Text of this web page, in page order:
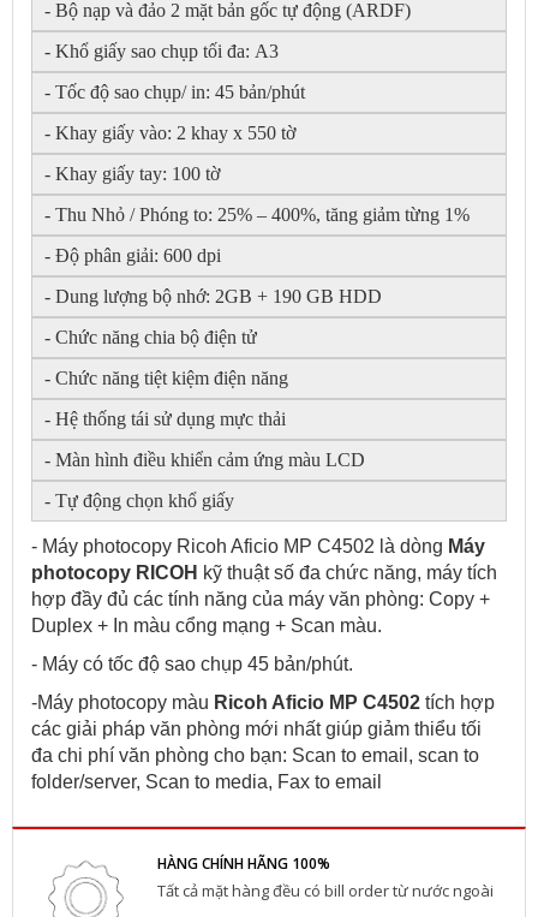
- Bộ nạp và đảo 2 mặt bản gốc tự động (ARDF)
- Khổ giấy sao chụp tối đa: A3
- Tốc độ sao chụp/ in: 45 bản/phút
- Khay giấy vào: 2 khay x 550 tờ
- Khay giấy tay: 100 tờ
- Thu Nhỏ / Phóng to: 25% – 400%, tăng giảm từng 1%
- Độ phân giải: 600 dpi
- Dung lượng bộ nhớ: 2GB + 190 GB HDD
- Chức năng chia bộ điện tử
- Chức năng tiệt kiệm điện năng
- Hệ thống tái sử dụng mực thải
- Màn hình điều khiển cảm ứng màu LCD
- Tự động chọn khổ giấy
- Máy photocopy Ricoh Aficio MP C4502 là dòng Máy
photocopy RICOH kỹ thuật số đa chức năng, máy tích
hợp đầy đủ các tính năng của máy văn phòng: Copy +
Duplex + In màu cổng mạng + Scan màu.
- Máy có tốc độ sao chụp 45 bản/phút.
-Máy photocopy màu Ricoh Aficio MP C4502 tích hợp
các giải pháp văn phòng mới nhất giúp giảm thiểu tối
đa chi phí văn phòng cho bạn: Scan to email, scan to
folder/server, Scan to media, Fax to email
HÀNG CHÍNH HÃNG 100%
Tất cả mặt hàng đều có bill order từ nước ngoài